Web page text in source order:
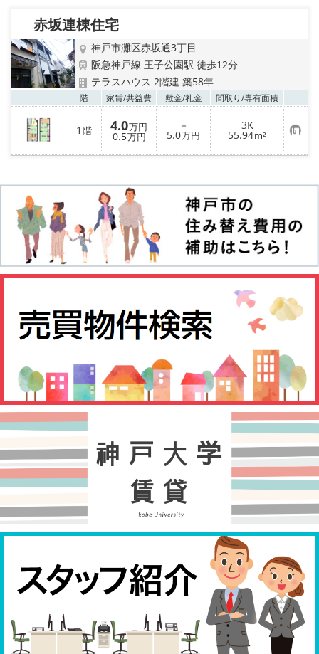
り
赤坂連棟住宅
神戸市灘区赤坂通3丁目
阪急神戸線 王子公園駅 徒歩12分
テラスハウス 2階建 築58年
階 家賃/共益費 敷金/礼金 間取り/専有面積
1 階 4.0万円
0.5万円
－
5.0万円
3K
55.94m² お
気
に
登